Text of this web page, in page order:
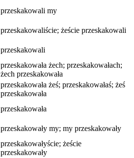
przeskakowali my
przeskakowaliście; żeście przeskakowali
przeskakowali
przeskakowała żech; przeskakowałach;
żech przeskakowała
przeskakowała żeś; przeskakowałaś; żeś
przeskakowała
przeskakowała
przeskakowały my; my przeskakowały
przeskakowałyście; żeście
przeskakowały